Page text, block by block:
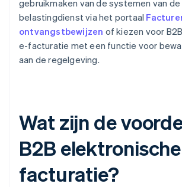
gebruikmaken van de systemen van de
belastingdienst via het portaal
ontvangstbewijzen of kiezen voor
e-facturatie met een functie voor
aan de regelgeving.
Wat zijn de
B2B elektronische
facturatie?